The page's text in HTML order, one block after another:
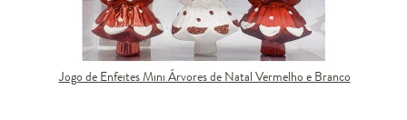
Jogo de Enfeites Mini Árvores de Natal Vermelho e Branco